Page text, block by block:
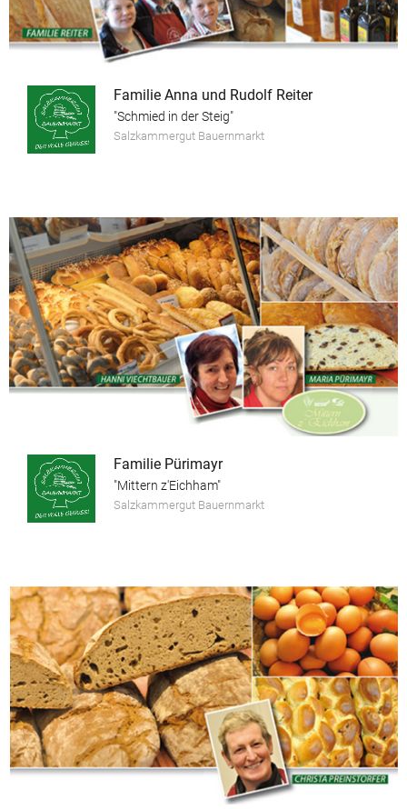
Familie Anna und Rudolf Reiter
"Schmied in der Steig"
Salzkammergut Bauernmarkt
Familie Pürimayr
"Mittern z'Eichham"
Salzkammergut Bauernmarkt